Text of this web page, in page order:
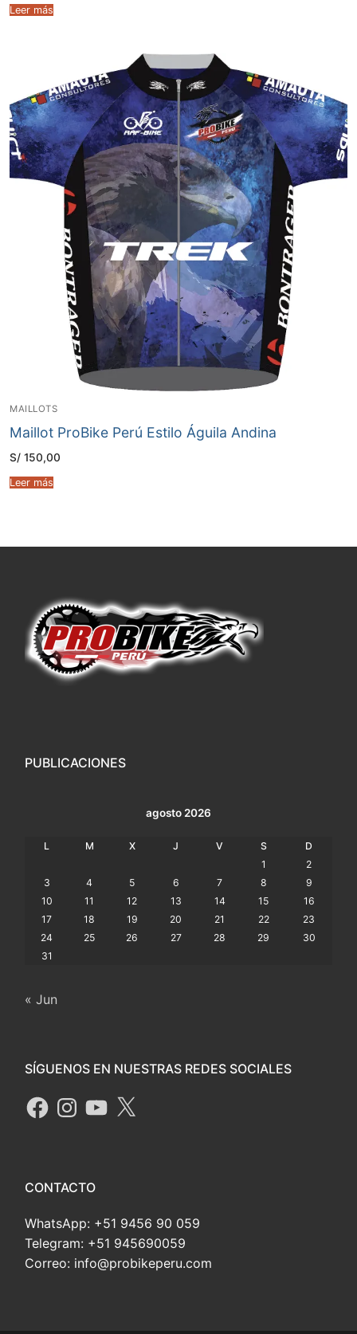
Leer más
MAILLOTS
Maillot ProBike Perú Estilo Águila Andina
S/ 150,00
Leer más
PUBLICACIONES
agosto 2026
L M X J V S
D
1
2
3
4 5 6 7 8
9
10
11 12 13 14 15
16
17
18 19 20 21 22
23
24
25 26 27 28 29
30
31
« Jun
SÍGUENOS EN NUESTRAS REDES SOCIALES
CONTACTO
WhatsApp: +51 9456 90 059
Telegram: +51 945690059
Correo: info@probikeperu.com